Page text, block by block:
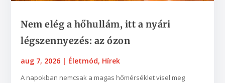
Nem elég a hőhullám, itt a nyári
légszennyezés: az ózon
aug 7, 2026 | Életmód, Hírek
A napokban nemcsak a magas hőmérséklet visel meg